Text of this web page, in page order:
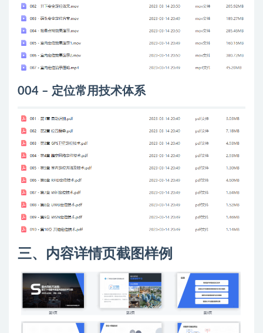
004 – 定位常用技术体系
三、内容详情页截图样例